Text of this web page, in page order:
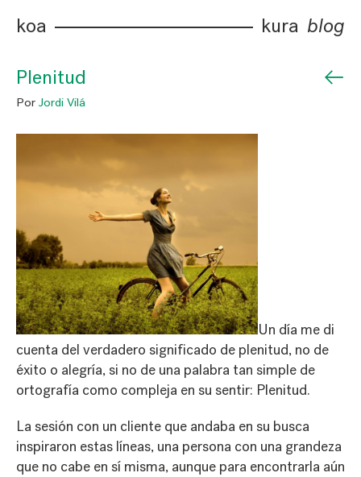
koa kura blog
Plenitud ←
Por Jordi Vilá
Un día me di
cuenta del verdadero significado de plenitud, no de
éxito o alegría, si no de una palabra tan simple de
ortografía como compleja en su sentir: Plenitud.
La sesión con un cliente que andaba en su busca
inspiraron estas líneas, una persona con una grandeza
que no cabe en sí misma, aunque para encontrarla aún